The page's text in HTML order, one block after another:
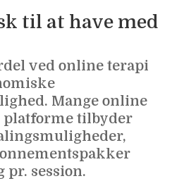
til at have med
ved online terapi
Mange online
platforme tilbyder
pr. session.